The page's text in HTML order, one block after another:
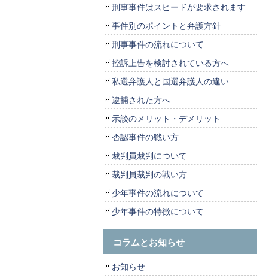
刑事事件はスピードが要求されます
事件別のポイントと弁護方針
刑事事件の流れについて
控訴上告を検討されている方へ
私選弁護人と国選弁護人の違い
逮捕された方へ
示談のメリット・デメリット
否認事件の戦い方
裁判員裁判について
裁判員裁判の戦い方
少年事件の流れについて
少年事件の特徴について
コラムとお知らせ
お知らせ